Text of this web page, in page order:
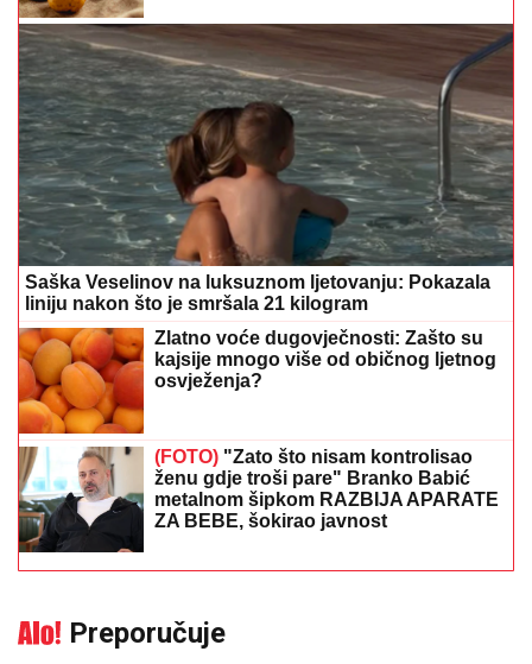
Saška Veselinov na luksuznom ljetovanju: Pokazala
liniju nakon što je smršala 21 kilogram
Zlatno voće dugovječnosti: Zašto su
kajsije mnogo više od običnog ljetnog
osvježenja?
(FOTO) "Zato što nisam kontrolisao
ženu gdje troši pare" Branko Babić
metalnom šipkom RAZBIJA APARATE
ZA BEBE, šokirao javnost
Preporučuje